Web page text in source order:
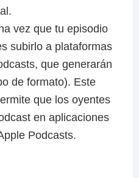
vez que tu episodio
subirlo a plataformas
que generarán
de formato). Este
que los oyentes
en aplicaciones
Podcasts.